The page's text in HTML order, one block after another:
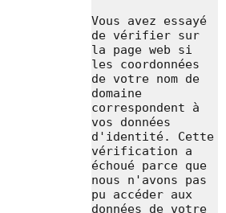
Vous avez essayé
de vérifier sur
la page web si
les coordonnées
de votre nom de
domaine
correspondent à
vos données
d'identité. Cette
vérification a
échoué parce que
nous n'avons pas
pu accéder aux
données de votre